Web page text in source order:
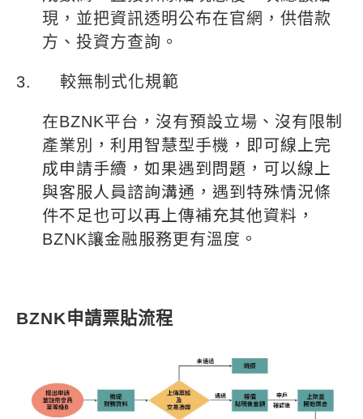
現，並把資訊透明公布在官網，供借款
方、投資方查詢。
3. 較無制式化規範
在BZNK平台，沒有預設立場、沒有限制
產業別，利用智慧型手機，即可線上完
成申請手續，如果遇到問題，可以線上
與客服人員諮詢溝通，遇到特殊情況條
件不足也可以再上傳補充其他資料，
BZNK讓金融服務更有溫度。
BZNK申請票貼流程